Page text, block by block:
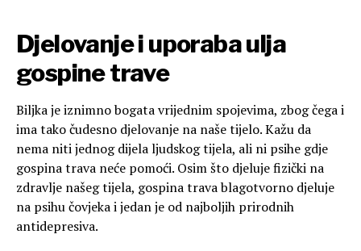
Djelovanje i uporaba ulja
gospine trave
Biljka je iznimno bogata vrijednim spojevima, zbog čega i
ima tako čudesno djelovanje na naše tijelo. Kažu da
nema niti jednog dijela ljudskog tijela, ali ni psihe gdje
gospina trava neće pomoći. Osim što djeluje fizički na
zdravlje našeg tijela, gospina trava blagotvorno djeluje
na psihu čovjeka i jedan je od najboljih prirodnih
antidepresiva.